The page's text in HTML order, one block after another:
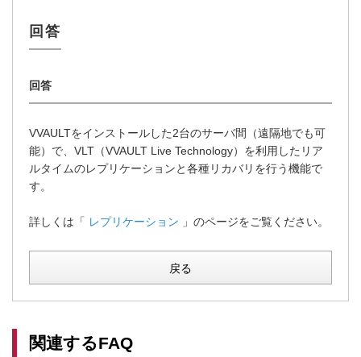
VVAULTをインストールした2台のサーバ間（遠隔地でも可
能）で、VLT（VVAULT Live Technology）を利用したリア
ルタイムのレプリケーションと各種リカバリを行う機能で
す。
詳しくは「 レプリケーション 」のページをご覧ください。
戻る
関連するFAQ